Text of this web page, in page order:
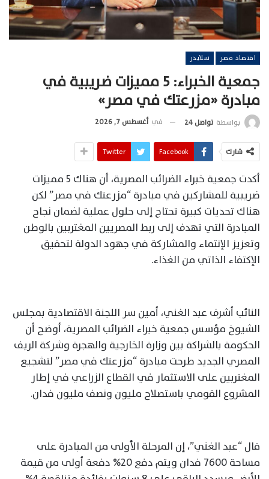
اقتصاد مصر سلايدر
جمعية الخبراء: 5 مميزات ضريبية في
مبادرة «مزرعتك في مصر»
بواسطة تواصل 24 في أغسطس 7, 2026
شارك Facebook
Twitter
أكدت جمعية خبراء الضرائب المصرية، أن هناك 5 مميزات
ضريبية للمشاركين في مبادرة “مزرعتك في مصر” لكن
هناك تحديات كبيرة تحتاج إلى حلول عملية لضمان نجاح
المبادرة التي تهدف إلى ربط المصريين المغتربين بالوطن
وتعزيز الإنتماء والمشاركة في جهود الدولة لتحقيق
الإكتفاء الذاتي من الغذاء.
النائب أشرف عبد الغني، أمين سر اللجنة الاقتصادية بمجلس
الشيوخ مؤسس جمعية خبراء الضرائب المصرية، أوضح أن
الحكومة بالشراكة بين وزارة الخارجية والهجرة وشركة الريف
المصري الجديد طرحت مبادرة “مزرعتك في مصر” لتشجيع
المغتربين على الاستثمار في القطاع الزراعي في إطار
المشروع القومي باستصلاح مليون ونصف مليون فدان.
قال “عبد الغني”، إن المرحلة الأولى من المبادرة على
مساحة 7600 فدان ويتم دفع 20% دفعة أولى من قيمة